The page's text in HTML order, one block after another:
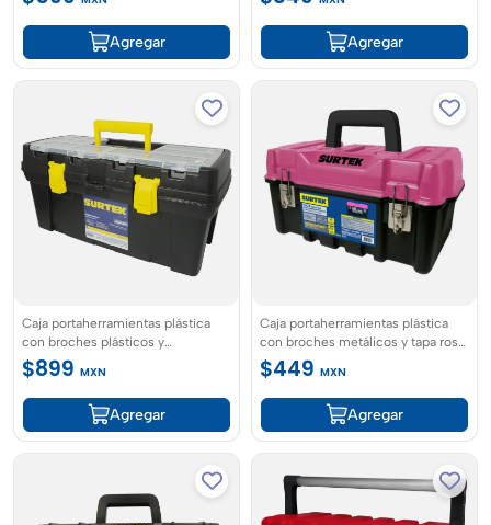
Agregar Agregar
Caja portaherramientas plástica
con broches plásticos y
organizador 20" x 9" x 10" Surtek
$899 MXN
Agregar
Caja portaherramientas plástica
con broches metálicos y tapa rosa
17" x 9" x 8" Surtek
$449 MXN
Agregar